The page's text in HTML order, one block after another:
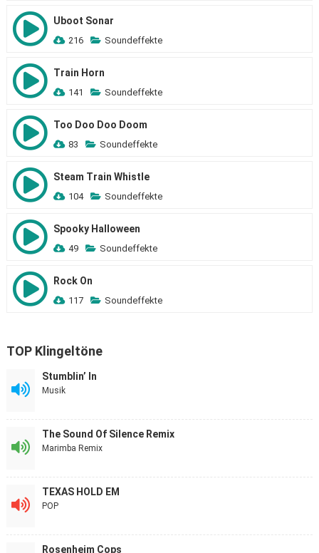
Uboot Sonar
216 Soundeffekte
Train Horn
141 Soundeffekte
Too Doo Doo Doom
83 Soundeffekte
Steam Train Whistle
104 Soundeffekte
Spooky Halloween
49 Soundeffekte
Rock On
117 Soundeffekte
TOP Klingeltöne
Stumblin’ In
Musik
The Sound Of Silence Remix
Marimba Remix
TEXAS HOLD EM
POP
Rosenheim Cops